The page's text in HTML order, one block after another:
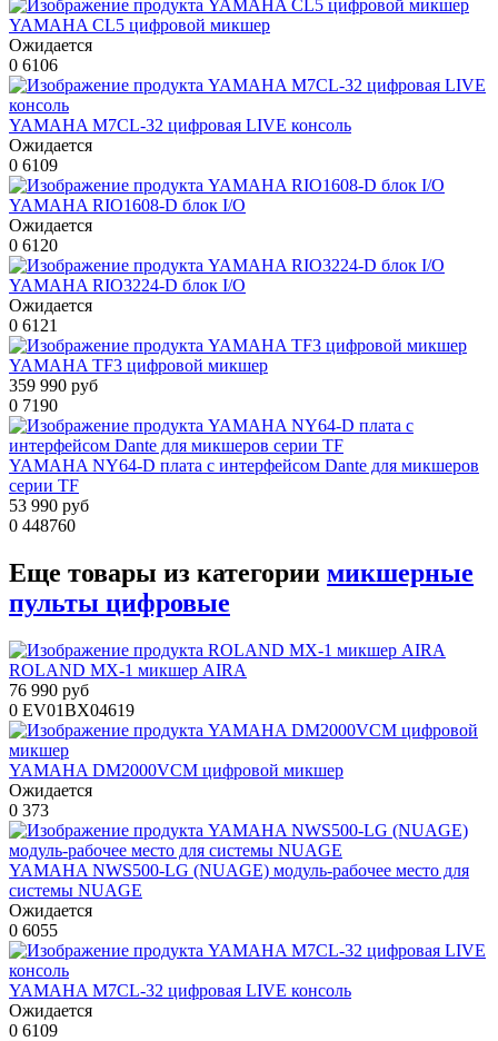
YAMAHA CL5 цифровой микшер
Ожидается
0 6106
YAMAHA M7CL-32 цифровая LIVE консоль
Ожидается
0 6109
YAMAHA RIO1608-D блок I/O
Ожидается
0 6120
YAMAHA RIO3224-D блок I/O
Ожидается
0 6121
YAMAHA TF3 цифровой микшер
359 990 руб
0 7190
YAMAHA NY64-D плата с интерфейсом Dante для микшеров
серии TF
53 990 руб
0 448760
Еще товары из категории микшерные
пульты цифровые
ROLAND MX-1 микшер AIRA
76 990 руб
0 EV01BX04619
YAMAHA DM2000VCM цифровой микшер
Ожидается
0 373
YAMAHA NWS500-LG (NUAGE) модуль-рабочее место для
системы NUAGE
Ожидается
0 6055
YAMAHA M7CL-32 цифровая LIVE консоль
Ожидается
0 6109